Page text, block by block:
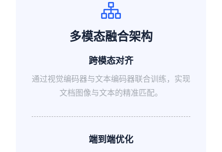
多模态融合架构
跨模态对齐
通过视觉编码器与文本编码器联合训练，实现
文档图像与文本的精准匹配。
端到端优化